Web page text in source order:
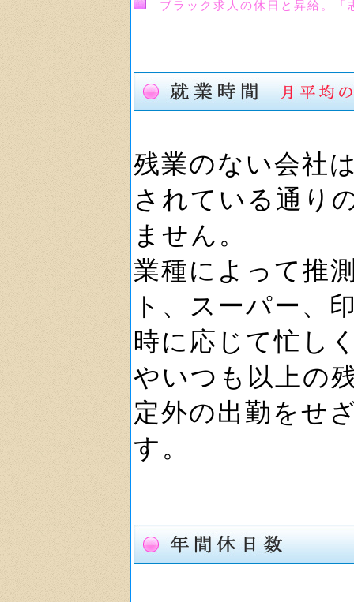
ブラック求人の休日と昇給。
残業のない会社
されている通り
ません。
業種によって推
ト、スーパー、
時に応じて忙し
やいつも以上の
定外の出勤をせ
す。